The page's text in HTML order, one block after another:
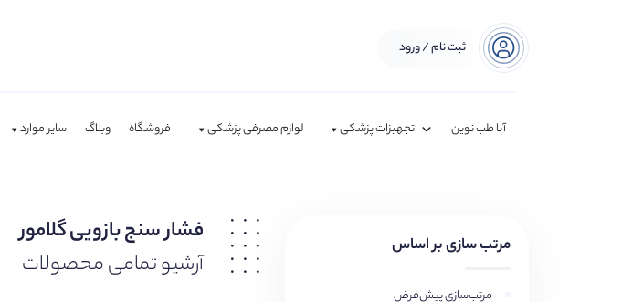
ثبت نام / ورود
آنا طب نوین تجهیزات پزشکی لوازم مصرفی پزشکی فروشگاه وبلاگ سایر موارد
مرتب سازی بر اساس
مرتب‌سازی پیش‌فرض
فشار سنج بازویی گلامور
آرشیو تمامی محصولات